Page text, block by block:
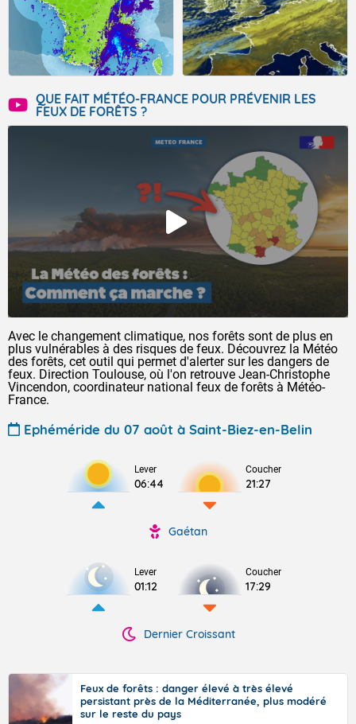
QUE FAIT MÉTÉO-FRANCE POUR PRÉVENIR LES
FEUX DE FORÊTS ?
Avec le changement climatique, nos forêts sont de plus en
plus vulnérables à des risques de feux. Découvrez la Météo
des forêts, cet outil qui permet d'alerter sur les dangers de
feux. Direction Toulouse, où l'on retrouve Jean-Christophe
Vincendon, coordinateur national feux de forêts à Météo-
France.
Ephéméride du 07 août à Saint-Biez-en-Belin
Lever
06:44
Coucher
21:27
Gaétan
Lever
01:12
Coucher
17:29
Dernier Croissant
Feux de forêts : danger élevé à très élevé
persistant près de la Méditerranée, plus modéré
sur le reste du pays